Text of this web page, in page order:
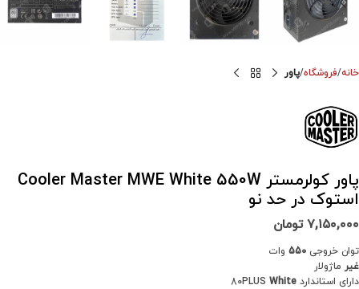
خانه فروشگاه پاور
پاور کولرمستر Cooler Master MWE White 550W
استوک در حد نو
۷,۱۵۰,۰۰۰ تومان
توان خروجی 550 وات
غیر ماژولار
دارای استاندارد 80PLUS White